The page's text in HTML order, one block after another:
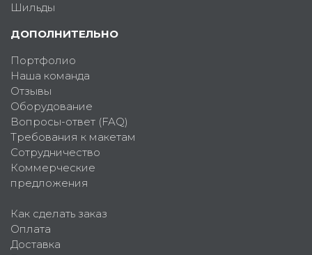
Шильды
ДОПОЛНИТЕЛЬНО
Портфолио
Наша команда
Отзывы
Оборудование
Вопросы-ответ (FAQ)
Требования к макетам
Сотрудничество
Коммерческие
предложения
Как сделать заказ
Оплата
Доставка